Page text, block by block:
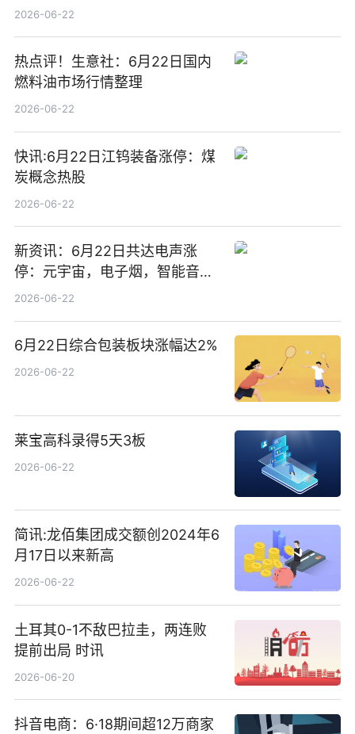
2026-06-22
热点评！生意社：6月22日国内
燃料油市场行情整理
2026-06-22
快讯:6月22日江钨装备涨停：煤
炭概念热股
2026-06-22
新资讯：6月22日共达电声涨
停：元宇宙，电子烟，智能音箱
概念热股
2026-06-22
6月22日综合包装板块涨幅达2%
2026-06-22
莱宝高科录得5天3板
2026-06-22
简讯:龙佰集团成交额创2024年6
月17日以来新高
2026-06-22
土耳其0-1不敌巴拉圭，两连败
提前出局 时讯
2026-06-20
抖音电商：6·18期间超12万商家